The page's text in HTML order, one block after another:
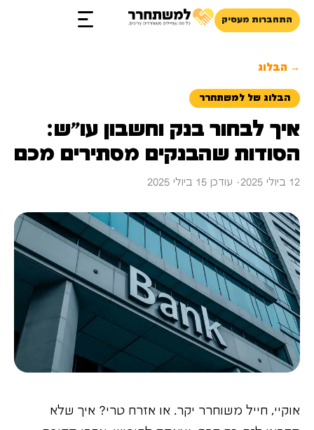
התחברות מעסיק
→ הבלוג
הבלוג של למשתחרר
איך לבחור בנק וחשבון עו"ש:
הסודות שהבנקים מסתירים מכם
12 ביולי 2025 · עודכן 15 ביולי 2025
אוקיי, חייל משוחרר יקר. או אזרח טרי? איך שלא